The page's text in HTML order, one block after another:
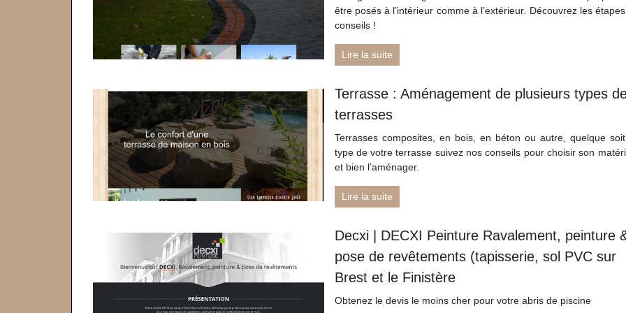
être posés à l’intérieur comme à l’extérieur. Découvrez les
conseils !
Lire la suite
Terrasse : Aménagement de plusieurs types
terrasses
Terrasses composites, en bois, en béton ou autre, quelque
type de votre terrasse suivez nos conseils pour choisir son
et bien l’aménager.
Lire la suite
Decxi | DECXI Peinture Ravalement, peinture
pose de revêtements (tapisserie, sol PVC sur
Brest et le Finistère
Obtenez le devis le moins cher pour votre abris de piscine